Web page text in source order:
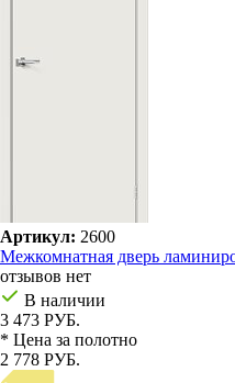
Артикул: 2600
Межкомнатная дверь
отзывов нет
В наличии
3 473 РУБ.
* Цена за полотно
2 778 РУБ.